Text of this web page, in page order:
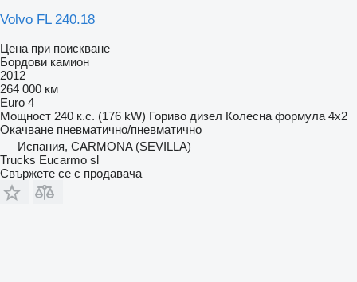
Volvo FL 240.18
Цена при поискване
Бордови камион
2012
264 000 км
Euro 4
Мощност 240 к.с. (176 kW) Гориво дизел Колесна формула 4x2
Окачване пневматично/пневматично
Испания, CARMONA (SEVILLA)
Trucks Eucarmo sl
Свържете се с продавача